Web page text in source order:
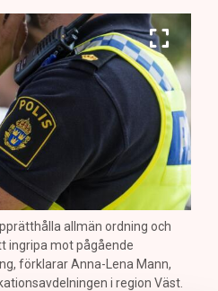
allmän ordning och
ingripa mot pågående
förklarar Anna-Lena Mann,
i region Väst.